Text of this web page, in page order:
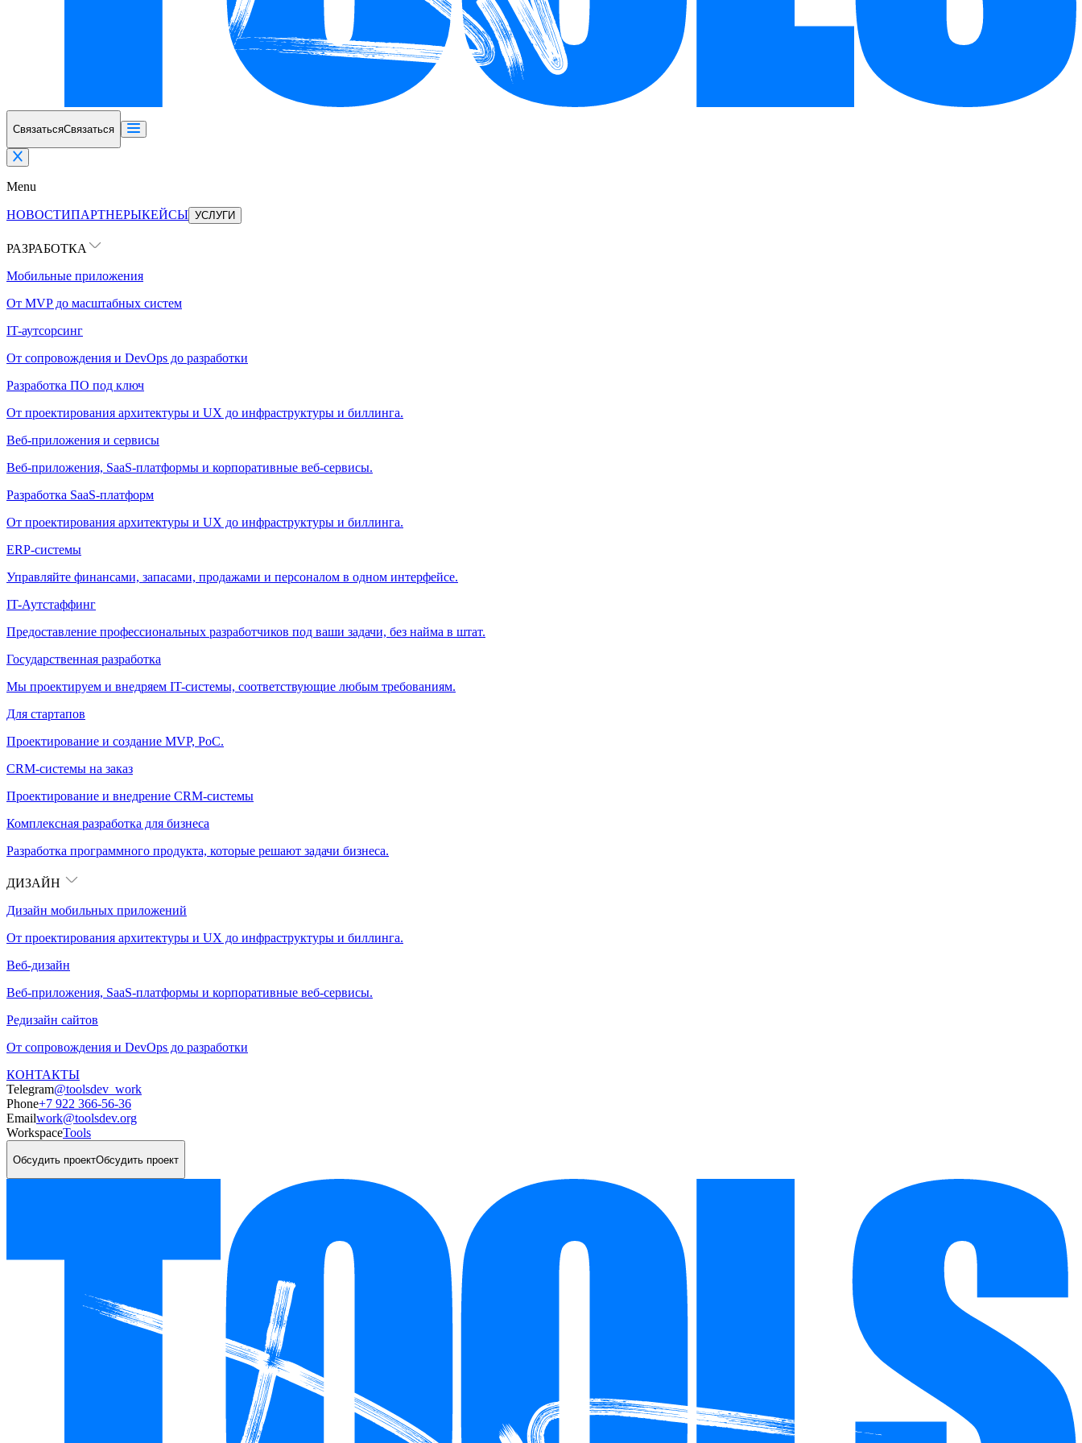
СвязатьсяСвязаться
Menu
НОВОСТИПАРТНЕРЫКЕЙСЫ УСЛУГИ
РАЗРАБОТКА
Мобильные приложения
От MVP до масштабных систем
IT-аутсорсинг
От сопровождения и DevOps до разработки
Разработка ПО под ключ
От проектирования архитектуры и UX до инфраструктуры и биллинга.
Веб-приложения и сервисы
Веб-приложения, SaaS-платформы и корпоративные веб-сервисы.
Разработка SaaS-платформ
От проектирования архитектуры и UX до инфраструктуры и биллинга.
ERP-системы
Управляйте финансами, запасами, продажами и персоналом в одном интерфейсе.
IT-Аутстаффинг
Предоставление профессиональных разработчиков под ваши задачи, без найма в штат.
Государственная разработка
Мы проектируем и внедряем IT-системы, соответствующие любым требованиям.
Для стартапов
Проектирование и создание MVP, PoC.
CRM-системы на заказ
Проектирование и внедрение CRM-системы
Комплексная разработка для бизнеса
Разработка программного продукта, которые решают задачи бизнеса.
ДИЗАЙН
Дизайн мобильных приложений
От проектирования архитектуры и UX до инфраструктуры и биллинга.
Веб-дизайн
Веб-приложения, SaaS-платформы и корпоративные веб-сервисы.
Редизайн сайтов
От сопровождения и DevOps до разработки
КОНТАКТЫ
Telegram@toolsdev_work
Phone+7 922 366-56-36
Emailwork@toolsdev.org
WorkspaceTools
Обсудить проектОбсудить проект